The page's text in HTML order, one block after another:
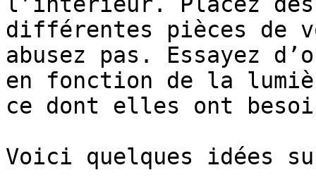
différentes pièces de
abusez pas. Essayez
en fonction de la
ce dont elles ont
Voici quelques idées